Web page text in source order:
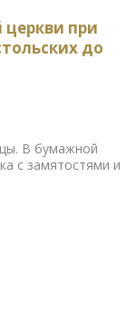
церкви при
до
В бумажной
с замятостями и